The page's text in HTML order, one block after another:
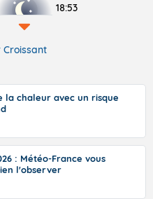
18:53
Croissant
la chaleur avec un risque
: Météo-France vous
l'observer